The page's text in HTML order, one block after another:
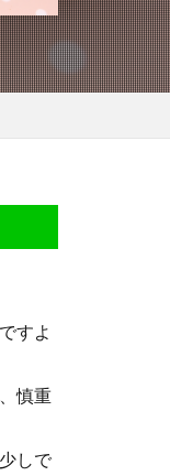
すよ
慎重
しで